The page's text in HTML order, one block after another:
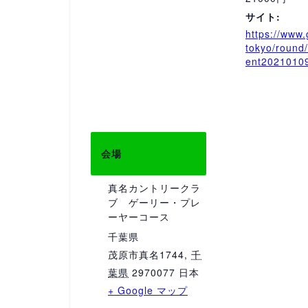
サイト:
https://
tokyo/
会場
真名カントリークラ
ブ ゲーリー・プレ
ーヤーコース
千葉県
茂原市真名1744, 千
葉県 2970077 日本
+ Google マップ